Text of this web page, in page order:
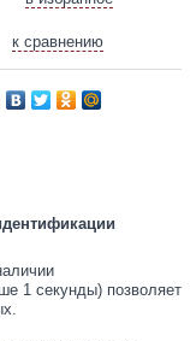
к сравнению
1 секунды) позволяет